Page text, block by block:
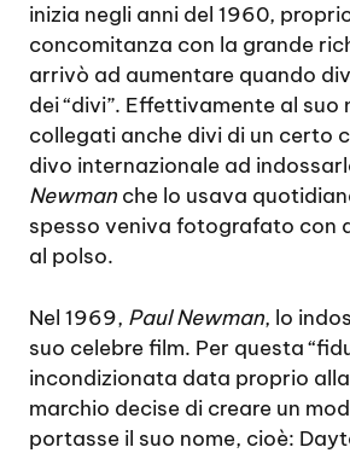
inizia negli anni del 1960,
concomitanza con la grande
arrivò ad aumentare quando
dei “divi”. Effettivamente al suo
collegati anche divi di un certo
divo internazionale ad
Newman che lo usava
spesso veniva fotografato con
al polso.
Nel 1969, Paul Newman, lo
suo celebre film. Per questa
incondizionata data proprio alla
marchio decise di creare un
portasse il suo nome, cioè: